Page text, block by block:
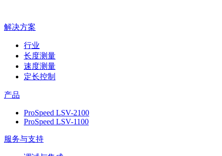
解决方案
行业
长度测量
速度测量
定长控制
产品
ProSpeed LSV-2100
ProSpeed LSV-1100
服务与支持